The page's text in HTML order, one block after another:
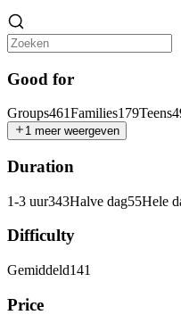
Good for
Groups461Families179Teens
1 meer weergeven
Duration
1-3 uur343Halve dag55Hele
Difficulty
Gemiddeld141
Price